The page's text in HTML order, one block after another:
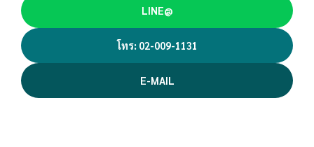
LINE@
โทร: 02-009-1131
E-MAIL